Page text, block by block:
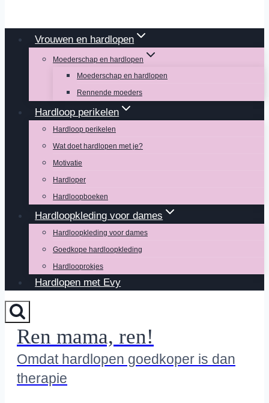
Vrouwen en hardlopen
Moederschap en hardlopen
Moederschap en hardlopen
Rennende moeders
Hardloop perikelen
Hardloop perikelen
Wat doet hardlopen met je?
Motivatie
Hardloper
Hardloopboeken
Hardloopkleding voor dames
Hardloopkleding voor dames
Goedkope hardloopkleding
Hardlooprokjes
Hardlopen met Evy
Ren mama, ren!
Omdat hardlopen goedkoper is dan
therapie